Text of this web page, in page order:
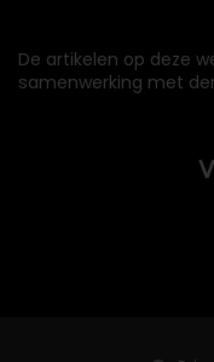
De artikelen op deze
samenwerking met